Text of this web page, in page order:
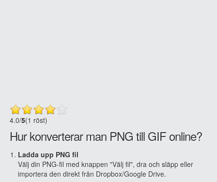
4.0/5(1 röst)
Hur konverterar man PNG till GIF online?
Ladda upp PNG fil
Välj din PNG-fil med knappen "Välj fil", dra och släpp eller
importera den direkt från Dropbox/Google Drive.